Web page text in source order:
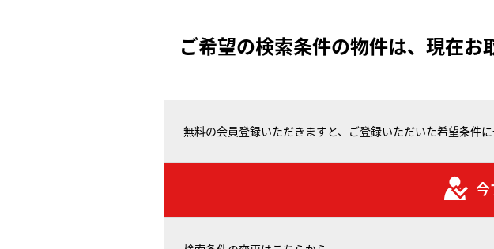
ご希望の検索条件の物件は、現在お
無料の会員登録いただきますと、ご登録いただいた希望条件
今